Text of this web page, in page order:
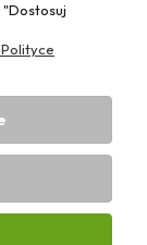
ciągnik |